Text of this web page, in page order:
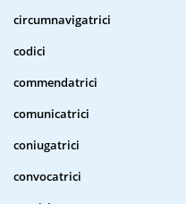
circumnavigatrici
codici
commendatrici
comunicatrici
coniugatrici
convocatrici